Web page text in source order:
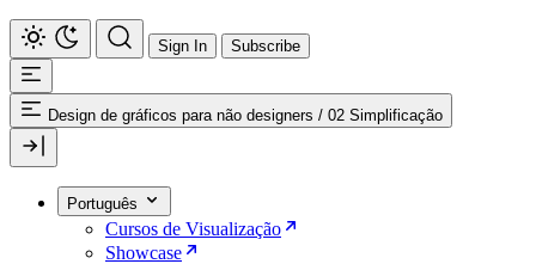
Sign In Subscribe
Design de gráficos para não designers / 02 Simplificação
Português
Cursos de Visualização
Showcase